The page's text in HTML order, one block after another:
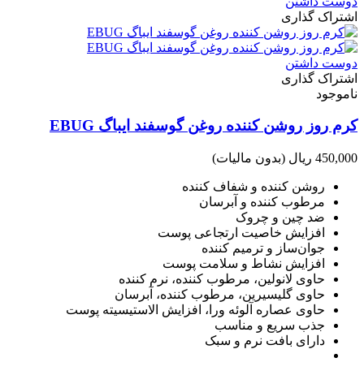
اشتراک گذاری
دوست داشتن
اشتراک گذاری
ناموجود
کرم روز روشن کننده روغن گوسفند ایباگ EBUG
450,000 ریال (بدون مالیات)
روشن کننده و شفاف کننده
مرطوب کننده و آبرسان
ضد چین و چروک
افزایش خاصیت ارتجاعی پوست
جوان‎‎‎‎‎‎‎‎‎‎‎‎‎‎‎‎‎‎‎‎‎‎‎‎‎‎‎‎‎‎‎‎‎‎‎‎‎‎‎‎‎‎‎‎‎‎‎‎‎‎‎‎‎‎‎‎‎‎‎‎‎‎‎‎‎‎‎‎‎‎ساز و ترمیم کننده
افزایش نشاط و سلامت پوست
حاوی لانولین، مرطوب کننده، نرم کننده
حاوی گلیسیرین، مرطوب کننده، آبرسان
حاوی عصاره آلوئه ورا، افزایش الاستیسیته پوست
جذب سریع و مناسب
دارای بافت نرم و سبک